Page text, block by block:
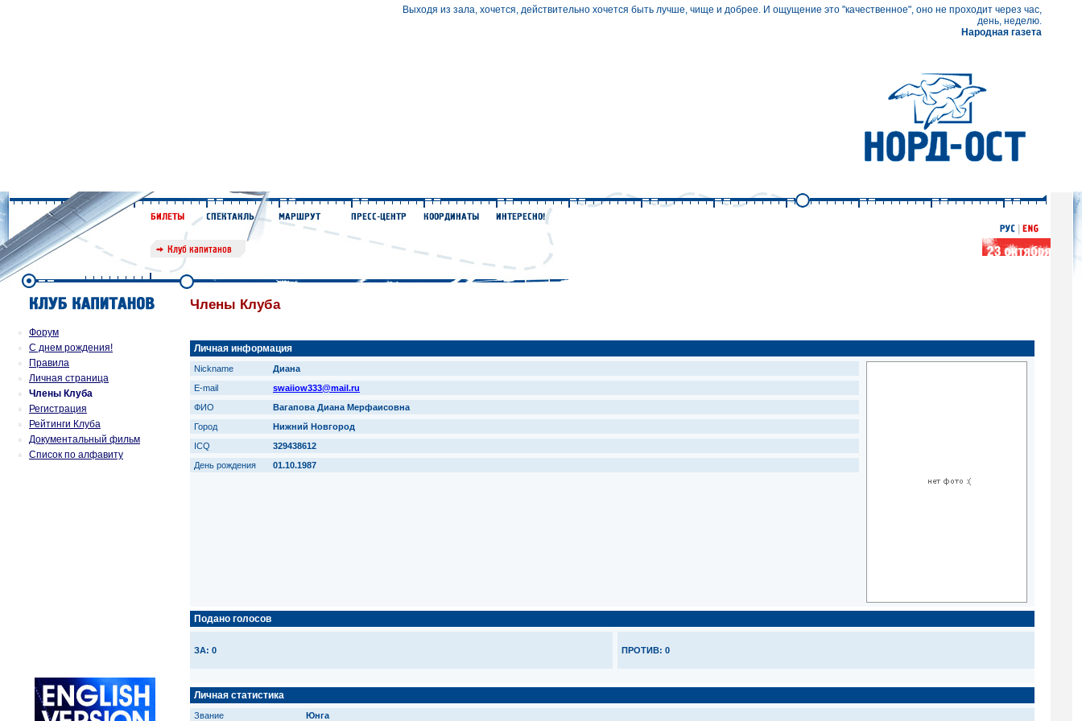
Выходя из зала, хочется, действительно хочется быть лучше, чище и добрее. И ощущение это "качественное", оно не проходит через час,
день, неделю.
Народная газета
Форум
С днем рождения!
Правила
Личная страница
Члены Клуба
Регистрация
Рейтинги Клуба
Документальный фильм
Список по алфавиту
Члены Клуба
Личная информация
Nickname
Диана
E-mail
swaiiow333@mail.ru
ФИО
Вагапова Диана Мерфаисовна
Город
Нижний Новгород
ICQ
329438612
День рождения
01.10.1987
Подано голосов
ЗА: 0 ПРОТИВ: 0
Личная статистика
Звание Юнга